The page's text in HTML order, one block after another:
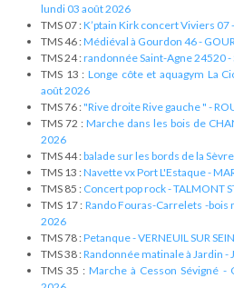
lundi 03 août 2026
TMS 07 :K’ptain Kirk concert Viviers 07
TMS 46 :Médiéval à Gourdon 46 -
TMS 24 :randonnée Saint-Agne 24520 -
TMS 13 : Longe côte et aquagym La
août 2026
TMS 76 :"Rive droite Rive gauche " -
TMS 72 : Marche dans les bois de
2026
TMS 44 :balade sur les bords de la
TMS 13 :Navette vx Port L'Estaque -
TMS 85 : Concert pop rock - TALMONT
TMS 17 : Rando Fouras-Carrelets -bois
2026
TMS 78 :Petanque - VERNEUIL SUR
TMS 38 :Randonnée matinale à Jardin -
TMS 35 :Marche à Cesson Sévigné -